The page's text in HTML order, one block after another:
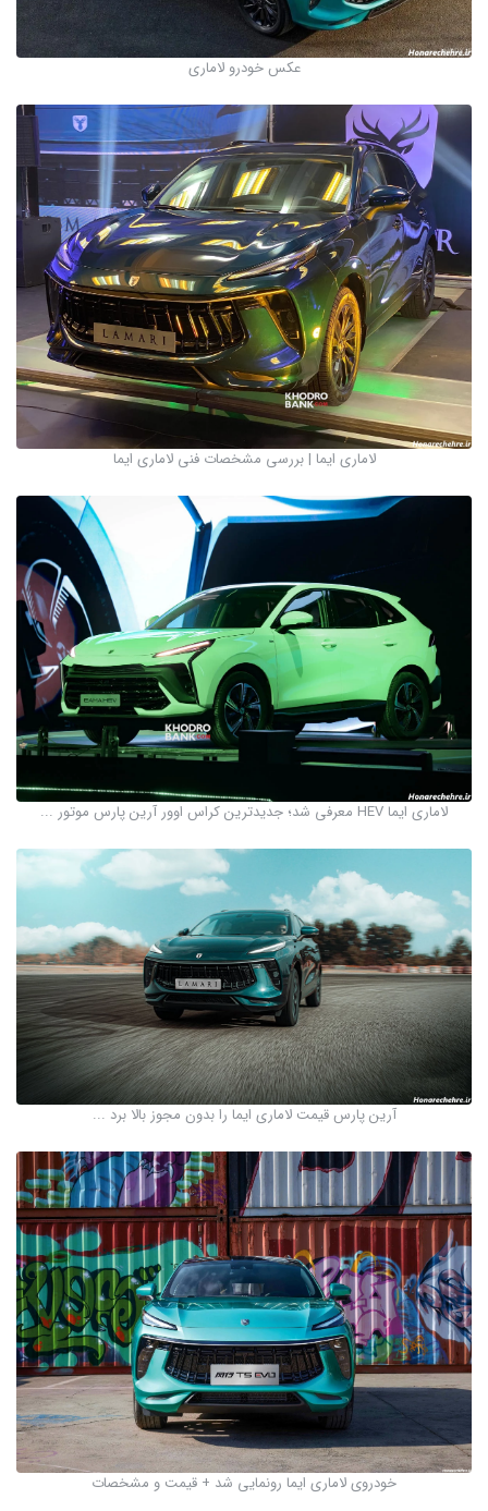
عکس خودرو لاماری
لاماری ایما | بررسی مشخصات فنی لاماری ایما
لاماری ایما HEV معرفی شد؛ جدیدترین کراس اوور آرین پارس موتور ...
آرین پارس قیمت لاماری ایما را بدون مجوز بالا برد ...
خودروی لاماری ایما رونمایی شد + قیمت و مشخصات